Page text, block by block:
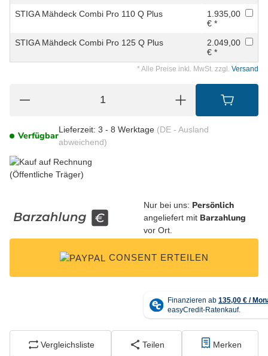
STIGA Mähdeck Combi Pro 110 Q Plus
1.935,00
€ *
STIGA Mähdeck Combi Pro 125 Q Plus
2.049,00
€ *
* Alle Preise inkl. MwSt. zzgl. Versand
Verfügbar
Lieferzeit: 3 - 8 Werktage (DE - Ausland
abweichend)
Nur bei uns: Persönlich
angeliefert mit Barzahlung
vor Ort.
CONSENT ERTEILEN
Vergleichsliste Teilen Merken